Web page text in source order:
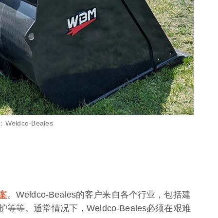
Weldco-Beales
。Weldco-Beales的客户来自各个行业，包括建
等等。通常情况下，Weldco-Beales必须在艰难